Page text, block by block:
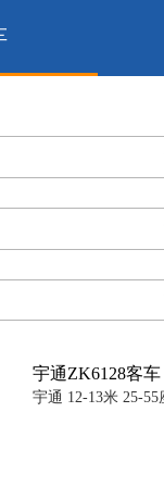
宇通ZK6128客车
宇通 12-13米 25-